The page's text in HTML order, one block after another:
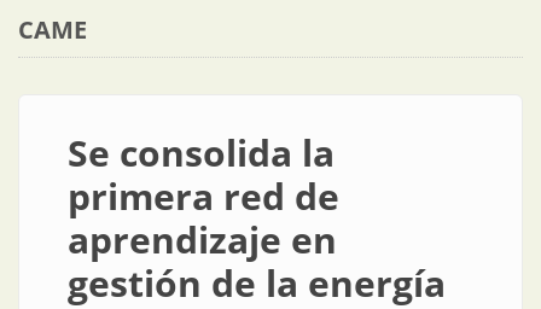
CAME
Se consolida la
primera red de
aprendizaje en
gestión de la energía